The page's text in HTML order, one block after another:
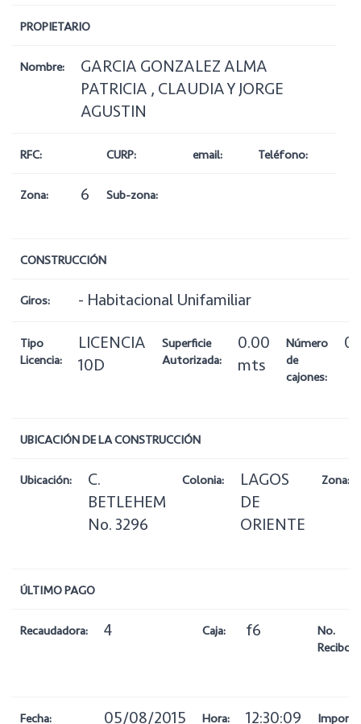
PROPIETARIO
Nombre:
GARCIA GONZALEZ ALMA
PATRICIA , CLAUDIA Y JORGE
AGUSTIN
RFC: CURP: email: Teléfono:
Zona: 6 Sub-zona:
CONSTRUCCIÓN
Giros: - Habitacional Unifamiliar
Tipo
Licencia:
LICENCIA
10D
Superficie
Autorizada:
0.00
mts
Número
de
cajones:
0
UBICACIÓN DE LA CONSTRUCCIÓN
Ubicación:
C.
BETLEHEM
No. 3296
Colonia:
LAGOS
DE
ORIENTE
Zona:
ÚLTIMO PAGO
Recaudadora: 4 Caja: f6
No.
Recibo:
Fecha: 05/08/2015 Hora: 12:30:09